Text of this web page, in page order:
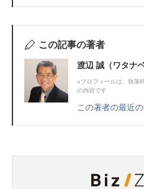
この記事の著者
渡辺 誠（ワタナ
※プロフィールは、執筆
の内容です
この著者の最近